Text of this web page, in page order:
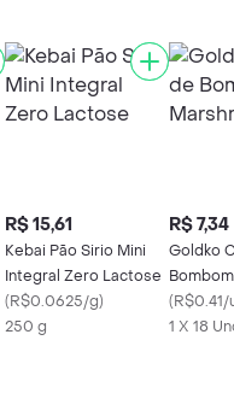
R$ 15,61
Kebai Pão Sirio Mini
Integral Zero Lactose
(R$0.0625/g)
250 g
R$ 7,34
Goldko
(R$0.41/
1 X 18